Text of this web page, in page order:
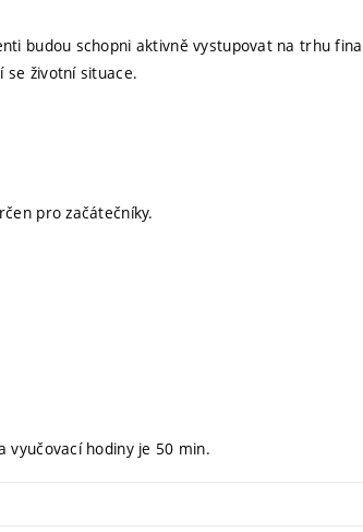
budou schopni aktivně vystupovat na trhu
se životní situace.
pro začátečníky.
vyučovací hodiny je 50 min.